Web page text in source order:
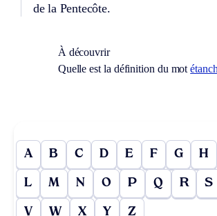
de la Pentecôte.
À découvrir
Quelle est la définition du mot
A B C D E F G H
L M N O P Q R S
V W X Y Z